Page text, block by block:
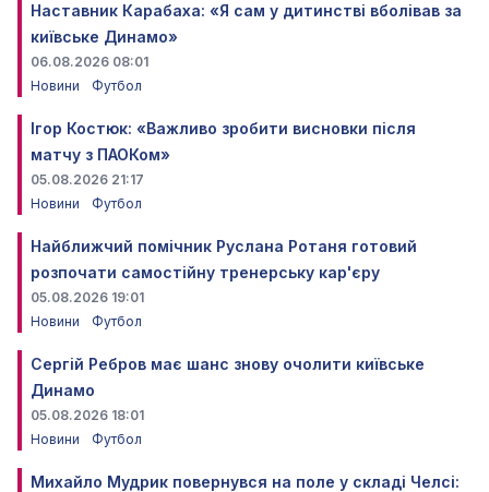
Наставник Карабаха: «Я сам у дитинстві вболівав за
київське Динамо»
06.08.2026 08:01
Новини
Футбол
Ігор Костюк: «Важливо зробити висновки після
матчу з ПАОКом»
05.08.2026 21:17
Новини
Футбол
Найближчий помічник Руслана Ротаня готовий
розпочати самостійну тренерську кар'єру
05.08.2026 19:01
Новини
Футбол
Сергій Ребров має шанс знову очолити київське
Динамо
05.08.2026 18:01
Новини
Футбол
Михайло Мудрик повернувся на поле у складі Челсі: